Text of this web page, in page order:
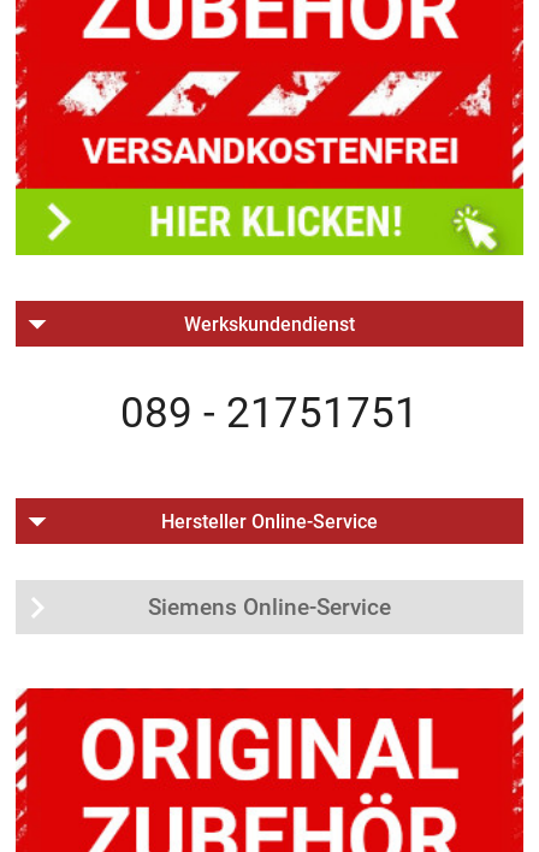
Werkskundendienst
089 - 21751751
Hersteller Online-Service
Siemens Online-Service